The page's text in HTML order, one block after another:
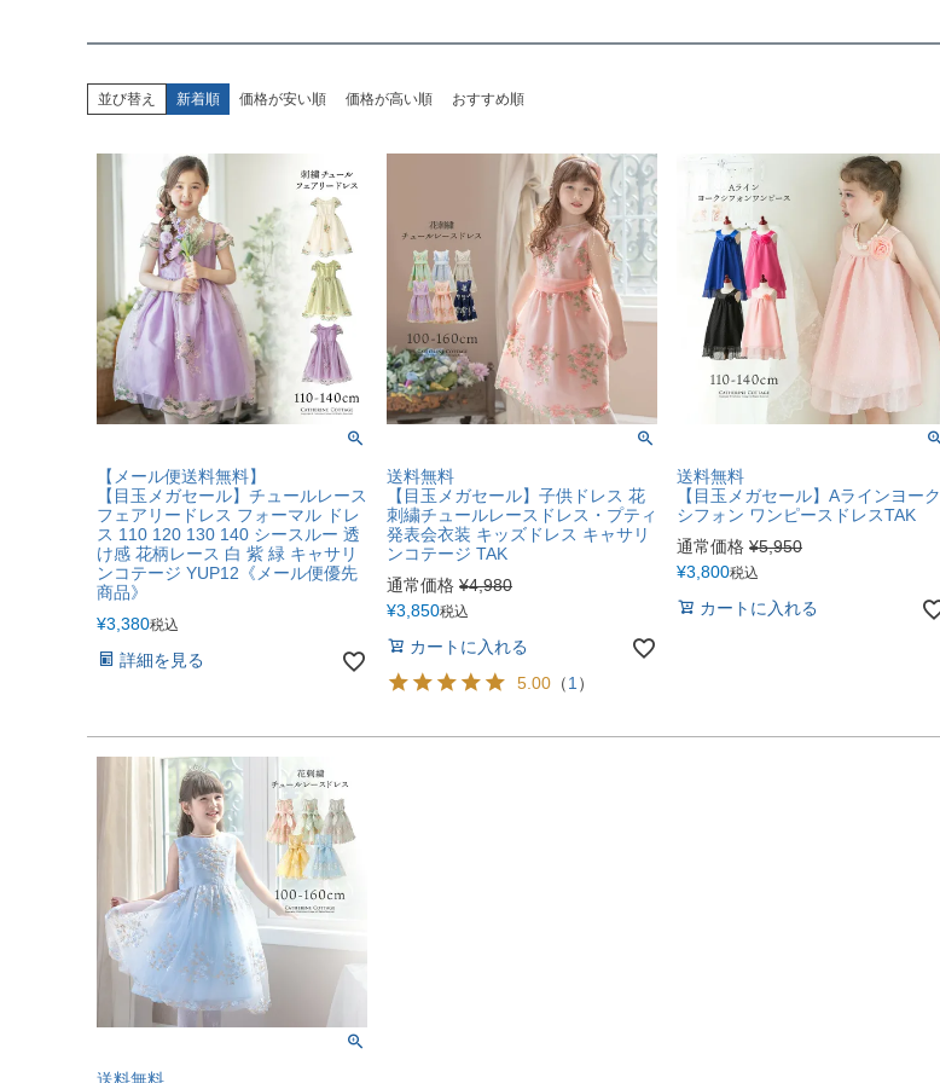
並び替え 新着順 価格が安い順 価格が高い順 おすすめ順
【メール便送料無料】
【目玉メガセール】チュールレース
フェアリードレス フォーマル ドレ
ス 110 120 130 140 シースルー 透
け感 花柄レース 白 紫 緑 キャサリ
ンコテージ YUP12《メール便優先
商品》
¥3,380税込
詳細を見る
送料無料
【目玉メガセール】子供ドレス 花
刺繍チュールレースドレス・プティ
発表会衣装 キッズドレス キャサリ
ンコテージ TAK
通常価格 ¥4,980
¥3,850税込
カートに入れる
5.00 （1 ）
送料無料
【目玉メガセール】Aラインヨーク
シフォン ワンピースドレスTAK
通常価格 ¥5,950
¥3,800税込
カートに入れる